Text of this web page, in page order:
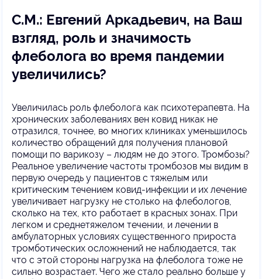
С.М.: Евгений Аркадьевич, на Ваш
взгляд, роль и значимость
флеболога во время пандемии
увеличились?
Увеличилась роль флеболога как психотерапевта. На
хронических заболеваниях вен ковид никак не
отразился, точнее, во многих клиниках уменьшилось
количество обращений для получения плановой
помощи по варикозу – людям не до этого. Тромбозы?
Реальное увеличение частоты тромбозов мы видим в
первую очередь у пациентов с тяжелым или
критическим течением ковид-инфекции и их лечение
увеличивает нагрузку не столько на флебологов,
сколько на тех, кто работает в красных зонах. При
легком и среднетяжелом течении, и лечении в
амбулаторных условиях существенного прироста
тромботических осложнений не наблюдается, так
что с этой стороны нагрузка на флеболога тоже не
сильно возрастает. Чего же стало реально больше у